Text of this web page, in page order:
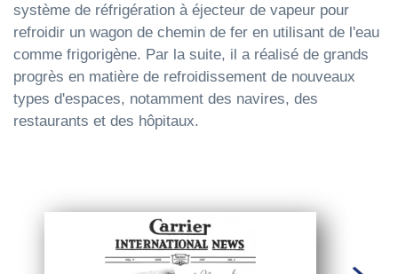
système de réfrigération à éjecteur de vapeur pour
refroidir un wagon de chemin de fer en utilisant de l'eau
comme frigorigène. Par la suite, il a réalisé de grands
progrès en matière de refroidissement de nouveaux
types d'espaces, notamment des navires, des
restaurants et des hôpitaux.